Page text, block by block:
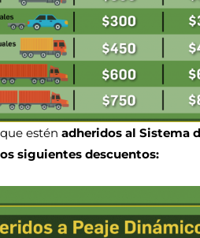
estén adheridos al Sistema
siguientes descuentos: